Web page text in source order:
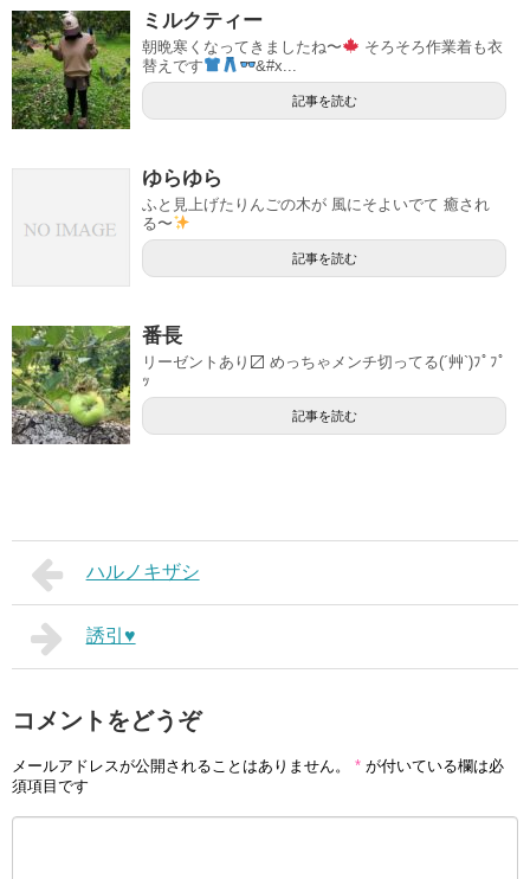
ミルクティー
朝晩寒くなってきましたね〜
そろそろ作業着も衣
替えです
&#x...
記事を読む
ゆらゆら
ふと見上げたりんごの木が 風にそよいでて 癒され
る〜
記事を読む
番長
リーゼントあり〼 めっちゃメンチ切ってる(´艸`)ﾌﾟﾌﾟ
ｯ
記事を読む
ハルノキザシ
誘引♥
コメントをどうぞ
メールアドレスが公開されることはありません。 * が付いている欄は必
須項目です